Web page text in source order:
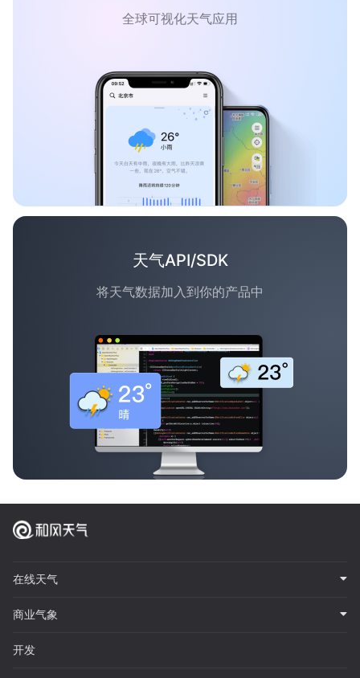
全球可视化天气应用
天气API/SDK
将天气数据加入到你的产品中
在线天气
商业气象
开发